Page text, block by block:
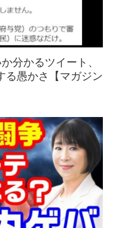
分かるツイート、
る愚かさ【マガジン